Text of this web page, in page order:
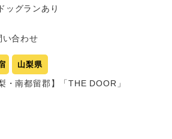
ッグランあり
合わせ
山梨県
・南都留郡】「THE DOOR」